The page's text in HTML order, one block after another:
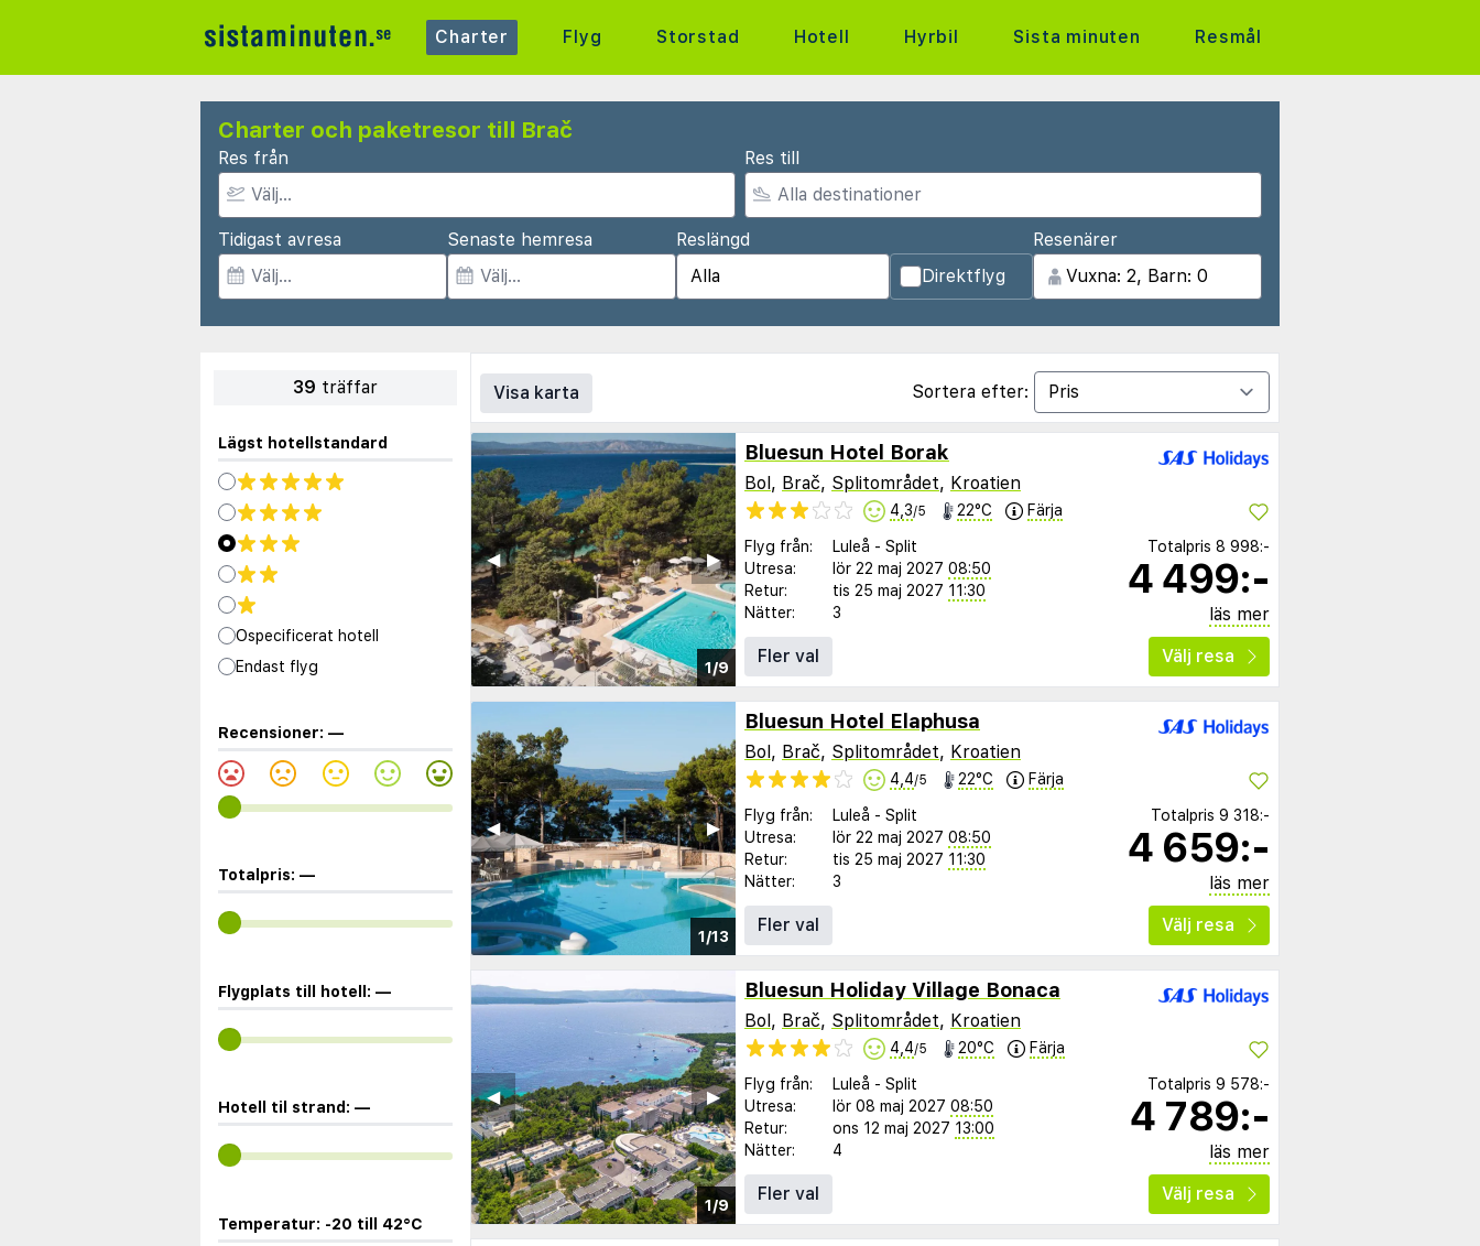
Charter Flyg Storstad Hotell Hyrbil Sista minuten Resmål
Charter och paketresor till Brač
Res från Res till
Tidigast avresa Senaste hemresa
Reslängd
Direktflyg
Resenärer
39 träffar
Lägst hotellstandard
Ospecificerat hotell
Endast flyg
Recensioner: —
Totalpris: —
Flygplats till hotell: —
Hotell til strand: —
Temperatur: -20 till 42°C
Visa karta Sortera efter:
1/9
▶︎
◀︎
Bluesun Hotel Borak
Bol, Brač, Splitområdet, Kroatien
4,3/5 22°C Färja
Flyg från: Luleå - Split
Utresa:
lör 22 maj 2027 08:50
Retur:
tis 25 maj 2027 11:30
Nätter:
3
Totalpris 8 998:-
4 499:-
läs mer
Fler val
Välj resa
1/13
▶︎
◀︎
Bluesun Hotel Elaphusa
Bol, Brač, Splitområdet, Kroatien
4,4/5 22°C Färja
Flyg från: Luleå - Split
Utresa:
lör 22 maj 2027 08:50
Retur:
tis 25 maj 2027 11:30
Nätter:
3
Totalpris 9 318:-
4 659:-
läs mer
Fler val
Välj resa
1/9
▶︎
◀︎
Bluesun Holiday Village Bonaca
Bol, Brač, Splitområdet, Kroatien
4,4/5 20°C Färja
Flyg från: Luleå - Split
Utresa:
lör 08 maj 2027 08:50
Retur:
ons 12 maj 2027 13:00
Nätter:
4
Totalpris 9 578:-
4 789:-
läs mer
Fler val
Välj resa